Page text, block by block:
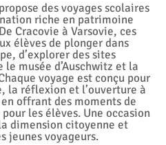
des voyages scolaires
riche en patrimoine
Cracovie à Varsovie, ces
élèves de plonger dans
d’explorer des sites
musée d’Auschwitz et la
voyage est conçu pour
la réflexion et l’ouverture à
offrant des moments de
les élèves. Une occasion
dimension citoyenne et
jeunes voyageurs.